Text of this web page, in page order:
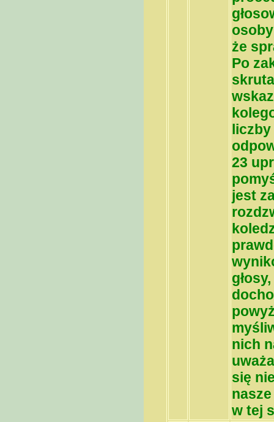
że
Po
liczby
23
jest
nich
się
w tej